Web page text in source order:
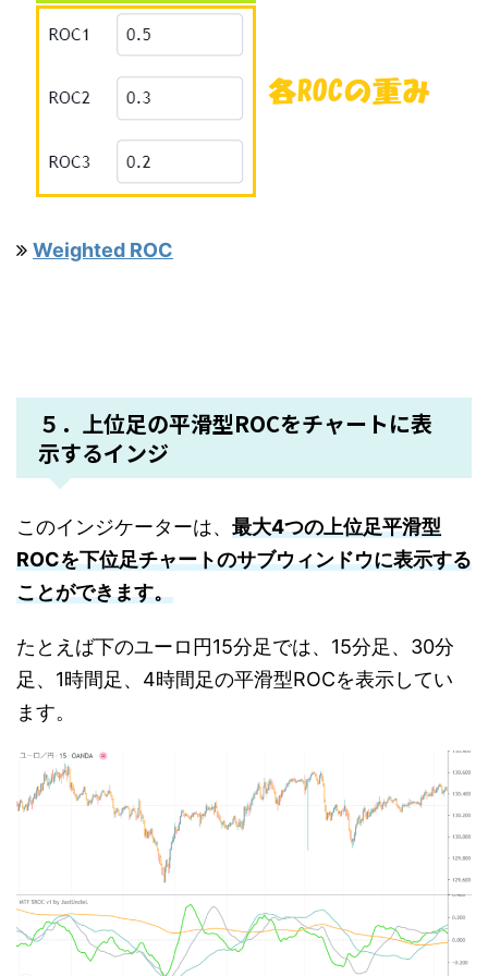
Weighted ROC
５．上位足の平滑型ROCをチャートに表
示するインジ
このインジケーターは、 最大4つの上位足平滑型
ROCを下位足チャートのサブウィンドウに表示する
ことができます。
たとえば下のユーロ円15分足では、15分足、30分
足、1時間足、4時間足の平滑型ROCを表示してい
ます。